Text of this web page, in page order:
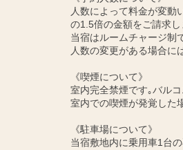
人数によって料金が変動
の1.5倍の金額をご請求し
当宿はルームチャージ制
人数の変更がある場合に
《喫煙について》
室内完全禁煙です｡バル
室内での喫煙が発覚した
《駐車場について》
当宿敷地内に乗用車1台